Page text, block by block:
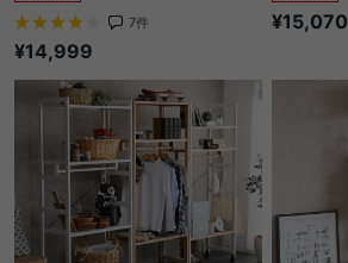
7件
¥14,999
¥15,070